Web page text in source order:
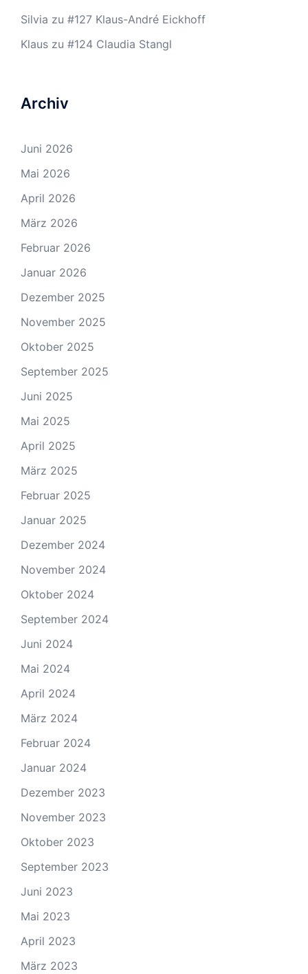
Silvia zu #127 Klaus-André Eickhoff
Klaus zu #124 Claudia Stangl
Archiv
Juni 2026
Mai 2026
April 2026
März 2026
Februar 2026
Januar 2026
Dezember 2025
November 2025
Oktober 2025
September 2025
Juni 2025
Mai 2025
April 2025
März 2025
Februar 2025
Januar 2025
Dezember 2024
November 2024
Oktober 2024
September 2024
Juni 2024
Mai 2024
April 2024
März 2024
Februar 2024
Januar 2024
Dezember 2023
November 2023
Oktober 2023
September 2023
Juni 2023
Mai 2023
April 2023
März 2023